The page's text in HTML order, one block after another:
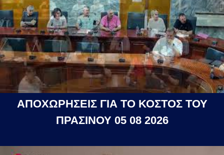
ΑΠΟΧΩΡΗΣΕΙΣ ΓΙΑ ΤΟ ΚΟΣΤΟΣ ΤΟΥ
ΠΡΑΣΙΝΟΥ 05 08 2026